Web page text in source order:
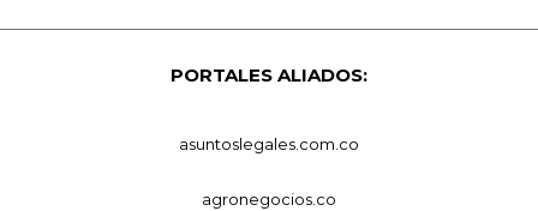
PORTALES ALIADOS:
asuntoslegales.com.co
agronegocios.co